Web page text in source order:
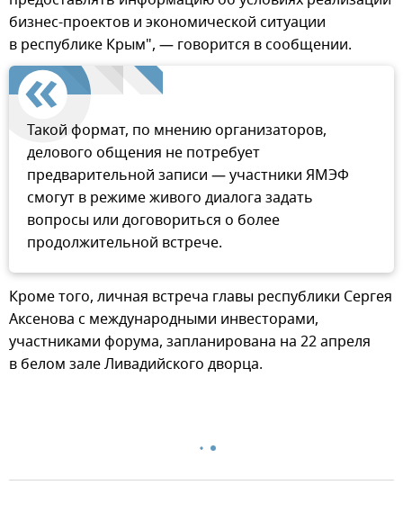
бизнес-проектов и экономической ситуации
в республике Крым", — говорится в сообщении.
Такой формат, по мнению организаторов,
делового общения не потребует
предварительной записи — участники ЯМЭФ
смогут в режиме живого диалога задать
вопросы или договориться о более
продолжительной встрече.
Кроме того, личная встреча главы республики Сергея
Аксенова с международными инвесторами,
участниками форума, запланирована на 22 апреля
в белом зале Ливадийского дворца.